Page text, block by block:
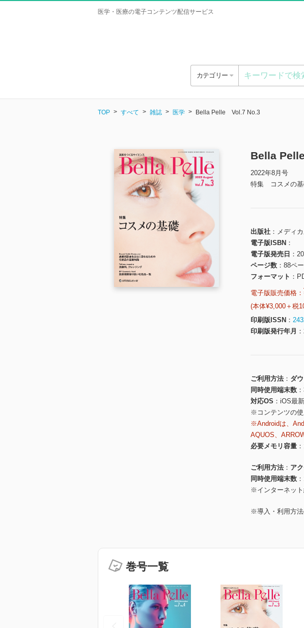
医学・医療の電子コンテンツ配信サービス
カテゴリー
TOP すべて 雑誌 医学 Bella Pelle Vol.7 No.3
Bella
2022年8月号
特集 コスメの基
出版社
メディ
電子版ISBN
電子版発売日
ページ数
88ペ
フォーマット
電子版販売価格：
(本体¥3,000＋税
印刷版ISSN
印刷版発行年月
ご利用方法
ダ
同時使用端末数
対応OS
iOS最
※コンテンツの
※Androidは、
AQUOS、
必要メモリ容量
ご利用方法
ア
同時使用端末数
※インターネッ
※導入・利用方
巻号一覧